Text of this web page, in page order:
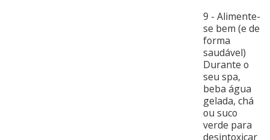
9 - Alimente-
se bem (e de
forma
saudável)
Durante o
seu spa,
beba água
gelada, chá
ou suco
verde para
desintoxicar